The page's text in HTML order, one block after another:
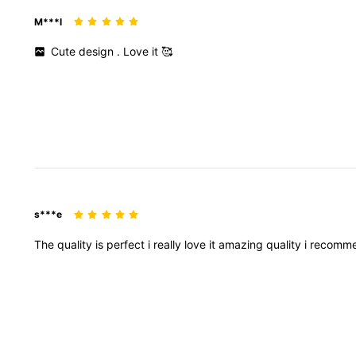
M***l
Cutedesign . Love it🥰
s***e
The quality is perfect i really love it amazing quality i